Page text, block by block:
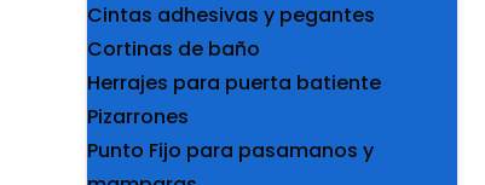
Cintas adhesivas y pegantes
Cortinas de baño
Herrajes para puerta batiente
Pizarrones
Punto Fijo para pasamanos y